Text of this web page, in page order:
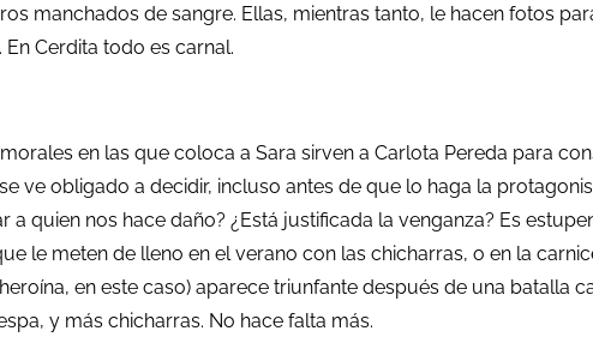
manchados de sangre. Ellas, mientras tanto, le hacen fotos
Cerdita todo es carnal.
en las que coloca a Sara sirven a Carlota Pereda para
ve obligado a decidir, incluso antes de que lo haga la
quien nos hace daño? ¿Está justificada la venganza? Es
le meten de lleno en el verano con las chicharras, o en la
en este caso) aparece triunfante después de una batalla
y más chicharras. No hace falta más.